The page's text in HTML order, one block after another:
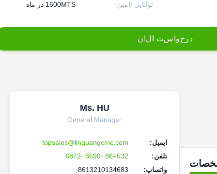
توانایی تامین: 1600MTS در ماه
در خو ست ل ن
Ms. HU
General Manager
ایمیل:
topsales@linguangcmc.com
تلفن:
86+532 -8699 -6872
واتساپ:
8613210134683